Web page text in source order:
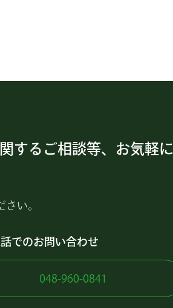
するご相談等、お気軽に
い。
でのお問い合わせ
048-960-0841